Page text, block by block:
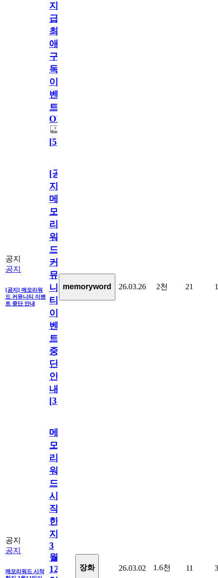
지
급!
최
애
구
독
이
벤
트
OPEN!
[5]
공지
공지
[공지] 메모리워
드 커뮤니티 이벤
트 중단 안내
[공
지]
메
모
리
워
드
커
뮤
니
티
이
벤
트
중
단
안
내
[31
memoryword 26.03.26 2천 21 1
공지
공지
메모리워드 시작
메
모
리
워
드
시
작
한
지
3
월
12
장화 26.03.02 1.6천 11 3